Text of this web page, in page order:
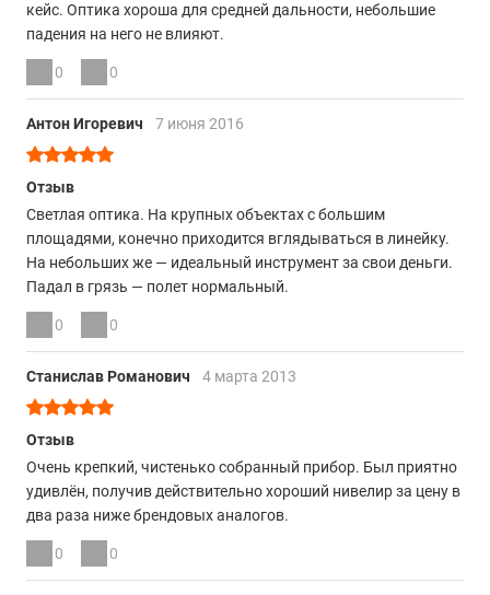
кейс. Оптика хороша для средней дальности, небольшие
падения на него не влияют.
0 0
Антон Игоревич 7 июня 2016
Отзыв
Светлая оптика. На крупных объектах с большим
площадями, конечно приходится вглядываться в линейку.
На небольших же — идеальный инструмент за свои деньги.
Падал в грязь — полет нормальный.
0 0
Станислав Романович 4 марта 2013
Отзыв
Очень крепкий, чистенько собранный прибор. Был приятно
удивлён, получив действительно хороший нивелир за цену в
два раза ниже брендовых аналогов.
0 0